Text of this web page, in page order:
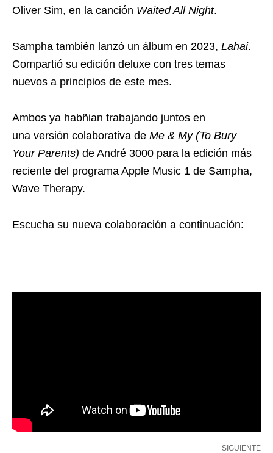
Oliver Sim, en la canción Waited All Night.
Sampha también lanzó un álbum en 2023, Lahai.
Compartió su edición deluxe con tres temas
nuevos a principios de este mes.
Ambos ya habñian trabajando juntos en
una versión colaborativa de Me & My (To Bury
Your Parents) de André 3000 para la edición más
reciente del programa Apple Music 1 de Sampha,
Wave Therapy.
Escucha su nueva colaboración a continuación:
SIGUIENTE